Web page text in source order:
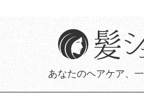
あなたのヘアケア、